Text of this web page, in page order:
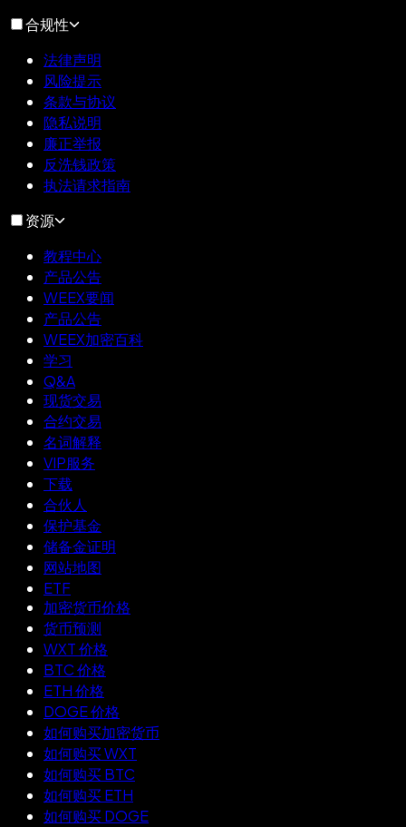
合规性
法律声明
风险提示
条款与协议
隐私说明
廉正举报
反洗钱政策
执法请求指南
资源
教程中心
产品公告
WEEX要闻
产品公告
WEEX加密百科
学习
Q&A
现货交易
合约交易
名词解释
VIP服务
下载
合伙人
保护基金
储备金证明
网站地图
ETF
加密货币价格
货币预测
WXT 价格
BTC 价格
ETH 价格
DOGE 价格
如何购买加密货币
如何购买 WXT
如何购买 BTC
如何购买 ETH
如何购买 DOGE